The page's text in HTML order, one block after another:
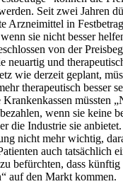
Seit zwei Jahren
Arzneimittel in
sie nicht besser
von der
neuartig und
wie derzeit geplant,
therapeutisch besser
müssten
wenn sie keine
die Industrie sie
nicht mehr wichtig,
auch tatsächlich
befürchten, dass
auf den Markt kommen.